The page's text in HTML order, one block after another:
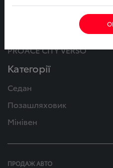
COROLLA CROSS Гібрид
PROACE CITY VERSO
Категорії
Седан
Позашляховик
Мінівен
ПРОДАЖ АВТО